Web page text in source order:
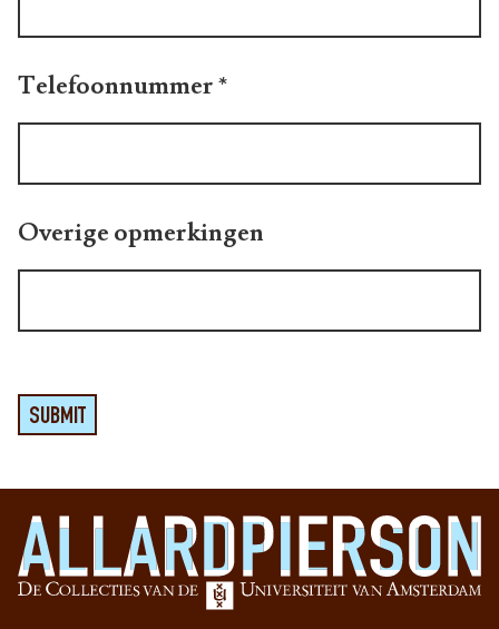
Telefoonnummer*
Overige opmerkingen
SUBMIT